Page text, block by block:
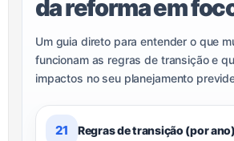
da reforma em
Um guia direto para entender o que
funcionam as regras de transição e
impactos no seu planejamento
21 Regras de transição (por ano)